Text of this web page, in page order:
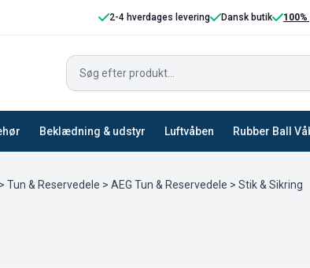
2-4 hverdages levering Dansk butik
Beklædning & udstyr Luftvåben Rubber Ball
> Tun & Reservedele > AEG Tun & Reservedele > Stik & Sikring